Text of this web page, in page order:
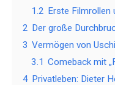
1.2 Erste Filmrollen
2 Der große
3 Vermögen von
3.1 Comeback mit
4 Privatleben: Dieter